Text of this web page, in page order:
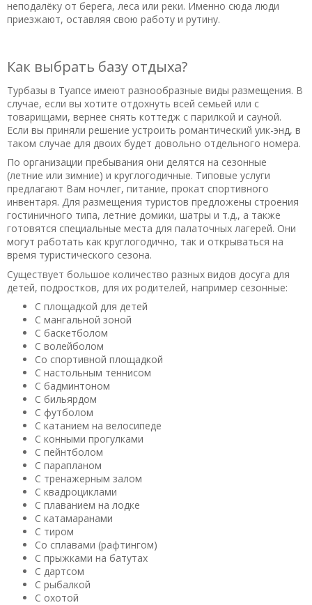
неподалёку от берега, леса или реки. Именно сюда люди
приезжают, оставляя свою работу и рутину.
Как выбрать базу отдыха?
Турбазы в Туапсе имеют разнообразные виды размещения. В
случае, если вы хотите отдохнуть всей семьей или с
товарищами, вернее снять коттедж с парилкой и сауной.
Если вы приняли решение устроить романтический уик-энд, в
таком случае для двоих будет довольно отдельного номера.
По организации пребывания они делятся на сезонные
(летние или зимние) и круглогодичные. Типовые услуги
предлагают Вам ночлег, питание, прокат спортивного
инвентаря. Для размещения туристов предложены строения
гостиничного типа, летние домики, шатры и т.д., а также
готовятся специальные места для палаточных лагерей. Они
могут работать как круглогодично, так и открываться на
время туристического сезона.
Существует большое количество разных видов досуга для
детей, подростков, для их родителей, например сезонные:
С площадкой для детей
С мангальной зоной
С баскетболом
С волейболом
Со спортивной площадкой
С настольным теннисом
С бадминтоном
С бильярдом
С футболом
С катанием на велосипеде
С конными прогулками
С пейнтболом
С парапланом
С тренажерным залом
С квадроциклами
С плаванием на лодке
С катамаранами
С тиром
Со сплавами (рафтингом)
С прыжками на батутах
С дартсом
С рыбалкой
С охотой